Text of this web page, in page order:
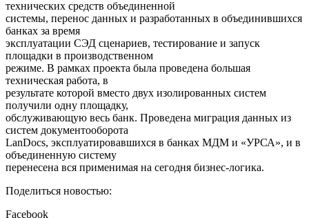
технических средств объединенной
системы, перенос данных и разработанных в объединившихся
банках за время
эксплуатации СЭД сценариев, тестирование и запуск
площадки в производственном
режиме. В рамках проекта была проведена большая
техническая работа, в
результате которой вместо двух изолированных систем
получили одну площадку,
обслуживающую весь банк. Проведена миграция данных из
систем документооборота
LanDocs, эксплуатировавшихся в банках МДМ и «УРСА», и в
объединенную систему
перенесена вся применимая на сегодня бизнес-логика.
Поделиться новостью:
Facebook